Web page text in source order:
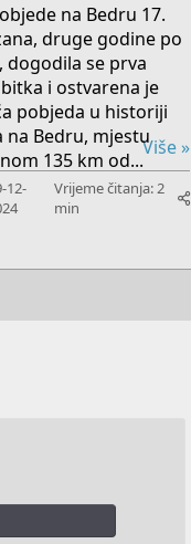
na Bedru 17.
druge godine po
dogodila se prva
i ostvarena je
pobjeda u historiji
na Bedru, mjestu
135 km od...
Više »
12-
Vrijeme čitanja: 2
min